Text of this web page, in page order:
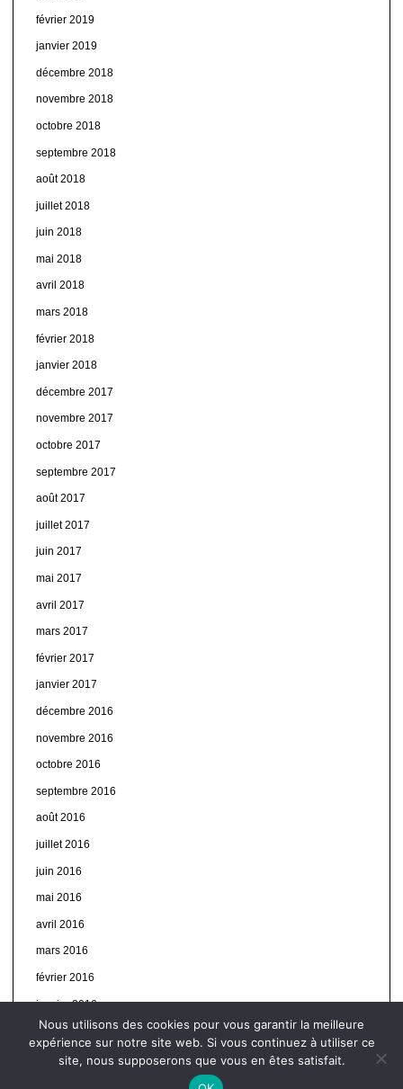
février 2019
janvier 2019
décembre 2018
novembre 2018
octobre 2018
septembre 2018
août 2018
juillet 2018
juin 2018
mai 2018
avril 2018
mars 2018
février 2018
janvier 2018
décembre 2017
novembre 2017
octobre 2017
septembre 2017
août 2017
juillet 2017
juin 2017
mai 2017
avril 2017
mars 2017
février 2017
janvier 2017
décembre 2016
novembre 2016
octobre 2016
septembre 2016
août 2016
juillet 2016
juin 2016
mai 2016
avril 2016
mars 2016
février 2016
janvier 2016
Nous utilisons des cookies pour vous garantir la meilleure
expérience sur notre site web. Si vous continuez à utiliser ce
site, nous supposerons que vous en êtes satisfait.